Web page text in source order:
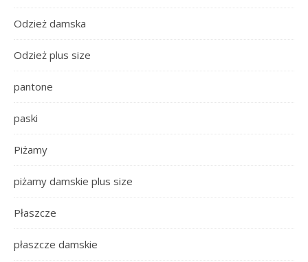
Odzież damska
Odzież plus size
pantone
paski
Piżamy
piżamy damskie plus size
Płaszcze
płaszcze damskie